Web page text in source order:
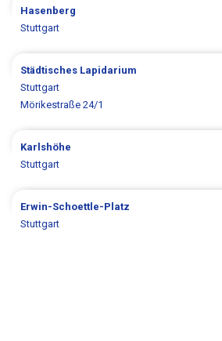
Hasenberg
Stuttgart
Städtisches Lapidarium
Stuttgart
Mörikestraße 24/1
Karlshöhe
Stuttgart
Erwin-Schoettle-Platz
Stuttgart